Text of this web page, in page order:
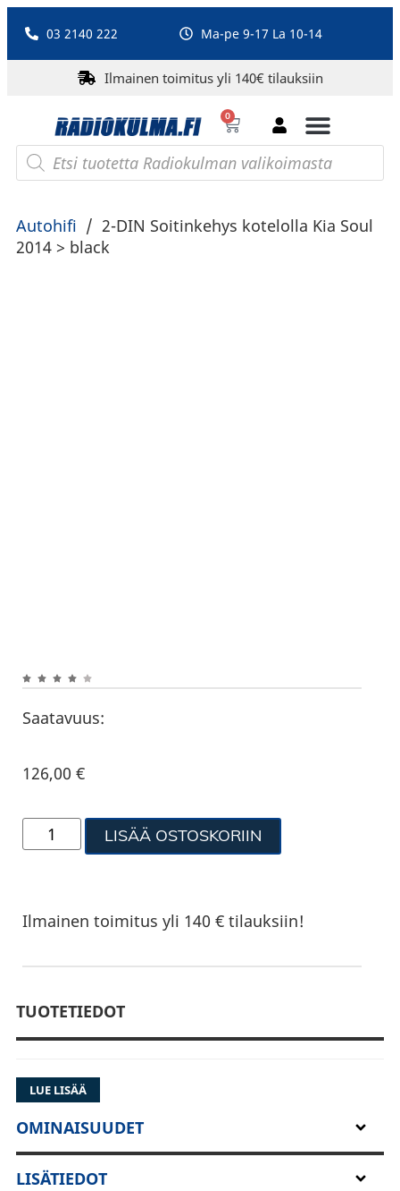
03 2140 222 Ma-pe 9-17 La 10-14
Ilmainen toimitus yli 140€ tilauksiin
0
Autohifi / 2-DIN Soitinkehys kotelolla Kia Soul
2014 > black
Saatavuus:
126,00€
LISÄÄ OSTOSKORIIN
Ilmainen toimitus yli 140 € tilauksiin!
TUOTETIEDOT
LUE LISÄÄ
OMINAISUUDET
LISÄTIEDOT